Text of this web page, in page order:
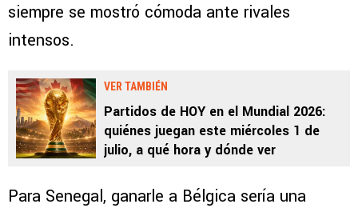
siempre se mostró cómoda ante rivales
intensos.
VER TAMBIÉN
Partidos de HOY en el Mundial 2026:
quiénes juegan este miércoles 1 de
julio, a qué hora y dónde ver
Para Senegal, ganarle a Bélgica sería una